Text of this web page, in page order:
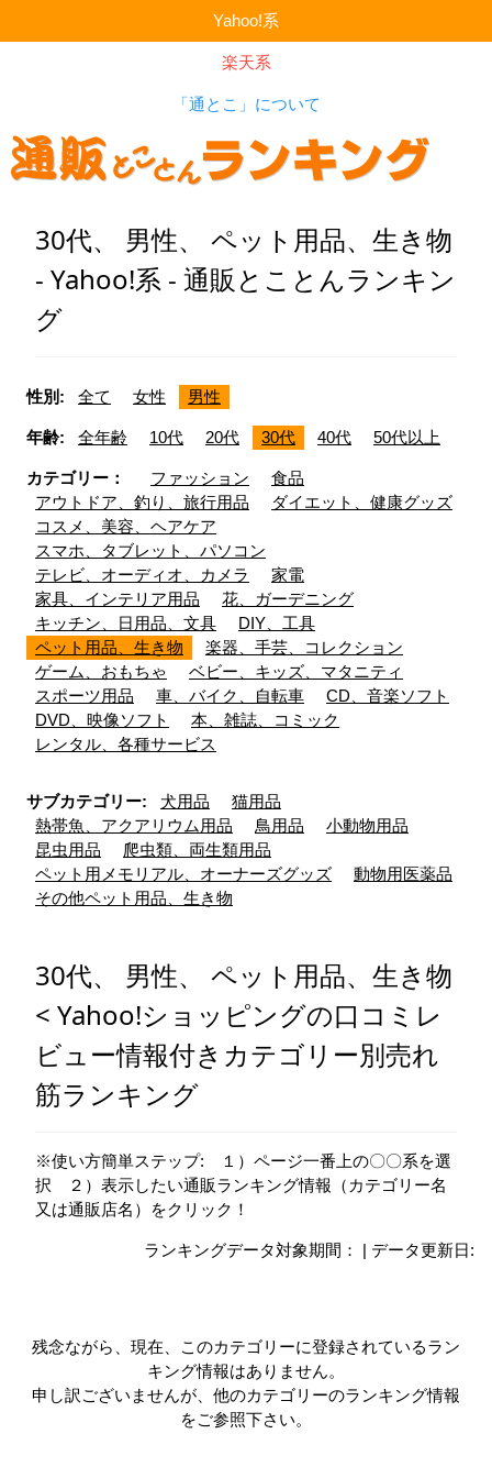
Yahoo!系
楽天系
「通とこ」について
30代、 男性、 ペット用品、生き物
- Yahoo!系 - 通販とことんランキン
グ
性別: 全て 女性 男性
年齢: 全年齢 10代 20代 30代 40代 50代以上
カテゴリー： ファッション
食品
アウトドア、釣り、旅行用品
ダイエット、健康グッズ
コスメ、美容、ヘアケア
スマホ、タブレット、パソコン
テレビ、オーディオ、カメラ
家電
家具、インテリア用品
花、ガーデニング
キッチン、日用品、文具
DIY、工具
ペット用品、生き物
楽器、手芸、コレクション
ゲーム、おもちゃ
ベビー、キッズ、マタニティ
スポーツ用品
車、バイク、自転車
CD、音楽ソフト
DVD、映像ソフト
本、雑誌、コミック
レンタル、各種サービス
サブカテゴリー: 犬用品
猫用品
熱帯魚、アクアリウム用品
鳥用品
小動物用品
昆虫用品
爬虫類、両生類用品
ペット用メモリアル、オーナーズグッズ
動物用医薬品
その他ペット用品、生き物
30代、 男性、 ペット用品、生き物
< Yahoo!ショッピングの口コミレ
ビュー情報付きカテゴリー別売れ
筋ランキング
※使い方簡単ステップ: １）ページ一番上の〇〇系を選
択 ２）表示したい通販ランキング情報（カテゴリー名
又は通販店名）をクリック！
ランキングデータ対象期間： | データ更新日:
残念ながら、現在、このカテゴリーに登録されているラン
キング情報はありません。
申し訳ございませんが、他のカテゴリーのランキング情報
をご参照下さい。